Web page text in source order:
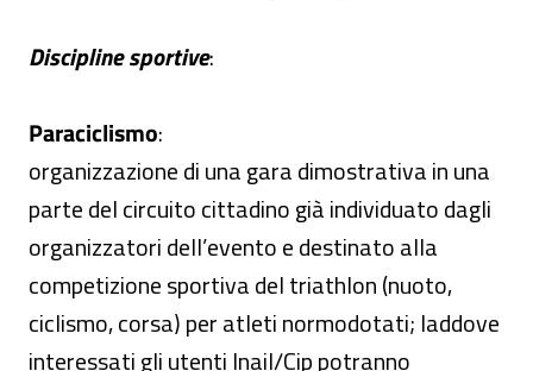
Discipline sportive:
Paraciclismo:
organizzazione di una gara dimostrativa in una
parte del circuito cittadino già individuato dagli
organizzatori dell’evento e destinato alla
competizione sportiva del triathlon (nuoto,
ciclismo, corsa) per atleti normodotati; laddove
interessati gli utenti Inail/Cip potranno